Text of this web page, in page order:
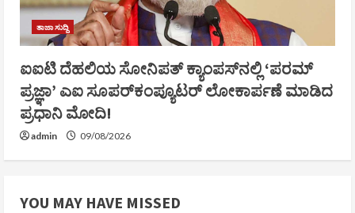
ತಾಜಾ ಸುದ್ದಿ
ಐಐಟಿ ದೆಹಲಿಯ ಸೋನಿಪತ್ ಕ್ಯಾಂಪಸ್‌ನಲ್ಲಿ ‘ಪರಮ್
ಪ್ರಜ್ಞಾ’ ಎಐ ಸೂಪರ್‌ಕಂಪ್ಯೂಟರ್ ಲೋಕಾರ್ಪಣೆ ಮಾಡಿದ
ಪ್ರಧಾನಿ ಮೋದಿ!
admin 09/08/2026
YOU MAY HAVE MISSED